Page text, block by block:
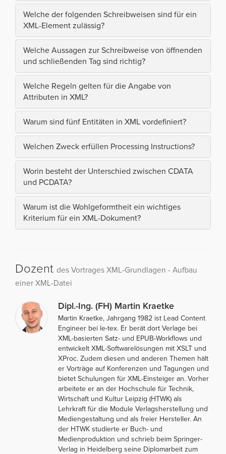
Welche der folgenden Schreibweisen sind für ein
XML-Element zulässig?
Welche Aussagen zur Schreibweise von öffnenden
und schließenden Tag sind richtig?
Welche Regeln gelten für die Angabe von
Attributen in XML?
Warum sind fünf Entitäten in XML vordefiniert?
Welchen Zweck erfüllen Processing Instructions?
Worin besteht der Unterschied zwischen CDATA
und PCDATA?
Warum ist die Wohlgeformtheit ein wichtiges
Kriterium für ein XML-Dokument?
Dozent des Vortrages XML-Grundlagen - Aufbau
einer XML-Datei
Dipl.-Ing. (FH) Martin Kraetke
Martin Kraetke, Jahrgang 1982 ist Lead Content
Engineer bei le-tex. Er berät dort Verlage bei
XML-basierten Satz- und EPUB-Workflows und
entwickelt XML-Softwarelösungen mit XSLT und
XProc. Zudem diesen und anderen Themen hält
er Vorträge auf Konferenzen und Tagungen und
bietet Schulungen für XML-Einsteiger an. Vorher
arbeitete er an der Hochschule für Technik,
Wirtschaft und Kultur Leipzig (HTWK) als
Lehrkraft für die Module Verlagsherstellung und
Mediengestaltung und als freier Hersteller. An
der HTWK studierte er Buch- und
Medienproduktion und schrieb beim Springer-
Verlag in Heidelberg seine Diplomarbeit zum